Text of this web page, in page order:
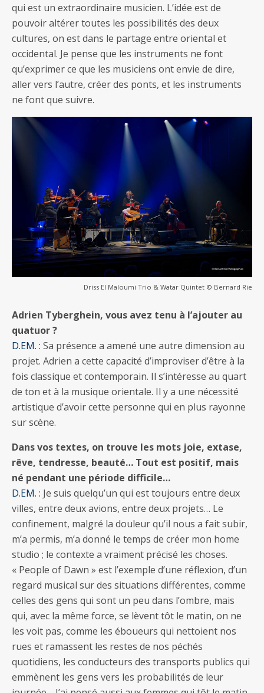
qui est un extraordinaire musicien. L’idée est de
pouvoir altérer toutes les possibilités des deux
cultures, on est dans le partage entre oriental et
occidental. Je pense que les instruments ne font
qu’exprimer ce que les musiciens ont envie de dire,
aller vers l’autre, créer des ponts, et les instruments
ne font que suivre.
Driss El Maloumi Trio & Watar Quintet © Bernard Rie
Adrien Tyberghein, vous avez tenu à l’ajouter au
quatuor ?
D.EM. : Sa présence a amené une autre dimension au
projet. Adrien a cette capacité d’improviser d’être à la
fois classique et contemporain. Il s’intéresse au quart
de ton et à la musique orientale. Il y a une nécessité
artistique d’avoir cette personne qui en plus rayonne
sur scène.
Dans vos textes, on trouve les mots joie, extase,
rêve, tendresse, beauté… Tout est positif, mais
né pendant une période difficile…
D.EM. : Je suis quelqu’un qui est toujours entre deux
villes, entre deux avions, entre deux projets… Le
confinement, malgré la douleur qu’il nous a fait subir,
m’a permis, m’a donné le temps de créer mon home
studio ; le contexte a vraiment précisé les choses.
« People of Dawn » est l’exemple d’une réflexion, d’un
regard musical sur des situations différentes, comme
celles des gens qui sont un peu dans l’ombre, mais
qui, avec la même force, se lèvent tôt le matin, on ne
les voit pas, comme les éboueurs qui nettoient nos
rues et ramassent les restes de nos péchés
quotidiens, les conducteurs des transports publics qui
emmènent les gens vers les probabilités de leur